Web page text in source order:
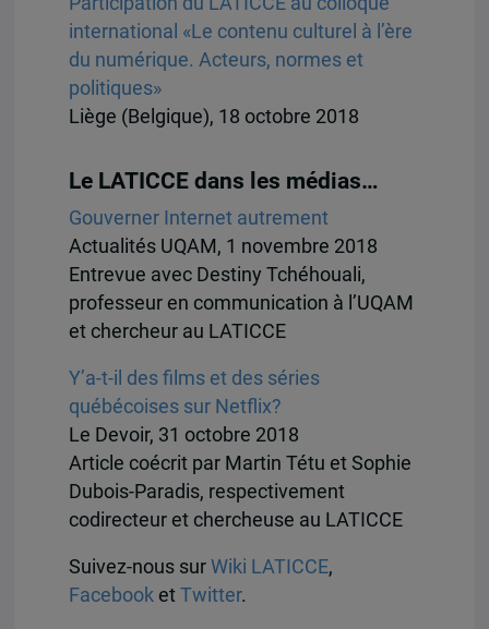
international «Le contenu culturel à l’ère
du numérique. Acteurs, normes et
politiques»
Liège (Belgique), 18 octobre 2018
Le LATICCE dans les médias…
Gouverner Internet autrement
Actualités UQAM, 1 novembre 2018
Entrevue avec Destiny Tchéhouali,
professeur en communication à l’UQAM
et chercheur au LATICCE
Y’a-t-il des films et des séries
québécoises sur Netflix?
Le Devoir, 31 octobre 2018
Article coécrit par Martin Tétu et Sophie
Dubois-Paradis, respectivement
codirecteur et chercheuse au LATICCE
Suivez-nous sur Wiki LATICCE,
Facebook et Twitter.